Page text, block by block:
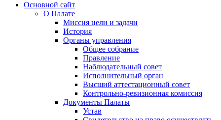
Основной сайт
О Палате
Миссия цели и задачи
История
Органы управления
Общее собрание
Правление
Наблюдательный совет
Исполнительный орган
Высший аттестационный совет
Контрольно-ревизионная комиссия
Документы Палаты
Устав